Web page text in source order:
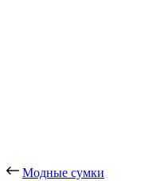
Модные сумки